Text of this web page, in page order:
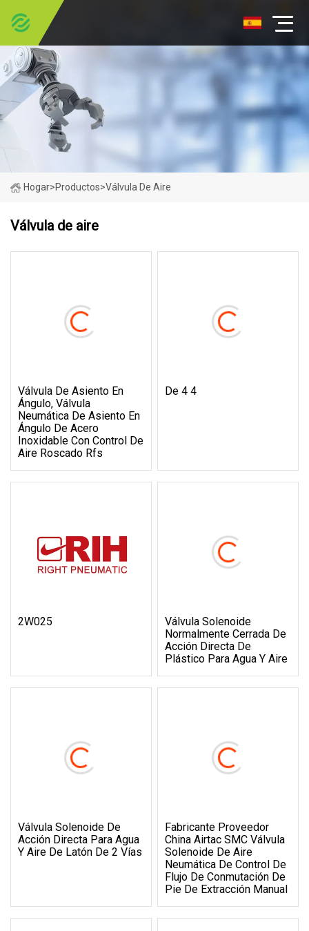
Hogar>Productos>Válvula De Aire
Válvula de aire
Válvula De Asiento En
Ángulo, Válvula
Neumática De Asiento En
Ángulo De Acero
Inoxidable Con Control De
Aire Roscado Rfs
De 4 4
2W025
Válvula Solenoide
Normalmente Cerrada De
Acción Directa De
Plástico Para Agua Y Aire
Válvula Solenoide De
Acción Directa Para Agua
Y Aire De Latón De 2 Vías
Fabricante Proveedor
China Airtac SMC Válvula
Solenoide De Aire
Neumática De Control De
Flujo De Conmutación De
Pie De Extracción Manual